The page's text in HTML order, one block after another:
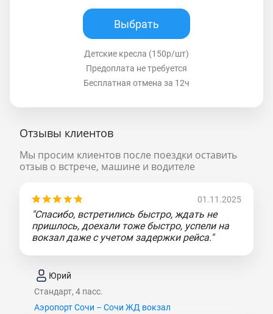
Выбрать
Детские кресла (150р/шт)
Предоплата не требуется
Бесплатная отмена за 12ч
Отзывы клиентов
Мы просим клиентов после поездки оставить
отзыв о встрече, машине и водителе
01.11.2025
"Спасибо, встретились быстро, ждать не
пришлось, доехали тоже быстро, успели на
вокзал даже с учетом задержки рейса."
Юрий
Стандарт, 4 пасс.
Аэропорт Сочи – Сочи ЖД вокзал